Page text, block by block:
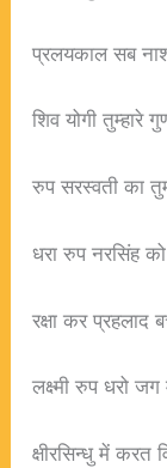
प्रलयकाल सब
शिव योगी तुम्हारे
रुप सरस्वती का
धरा रुप नरसिंह
रक्षा कर प्रहलाद
लक्ष्मी रुप धरो जग
क्षीरसिन्धु में करत